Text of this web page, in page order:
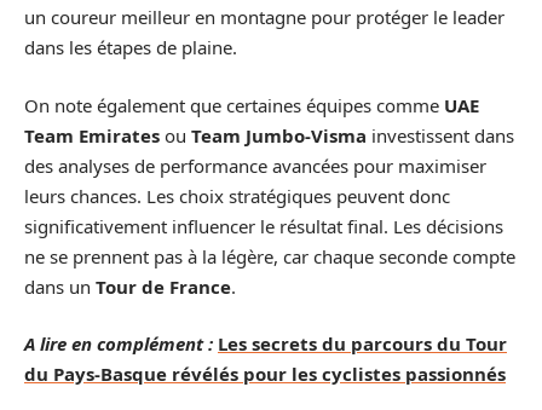
un coureur meilleur en montagne pour protéger le leader
dans les étapes de plaine.
On note également que certaines équipes comme UAE
Team Emirates ou Team Jumbo-Visma investissent dans
des analyses de performance avancées pour maximiser
leurs chances. Les choix stratégiques peuvent donc
significativement influencer le résultat final. Les décisions
ne se prennent pas à la légère, car chaque seconde compte
dans un Tour de France.
A lire en complément : Les secrets du parcours du Tour
du Pays-Basque révélés pour les cyclistes passionnés